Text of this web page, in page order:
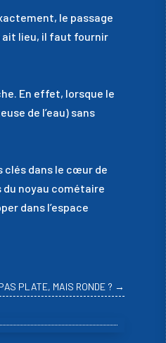
le passage
ait lieu, il faut fournir
En effet, lorsque le
de l’eau) sans
clés dans le cœur de
noyau cométaire
dans l’espace
PLATE, MAIS RONDE ? →